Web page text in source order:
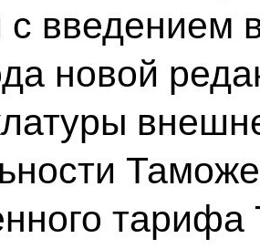
с введением
новой